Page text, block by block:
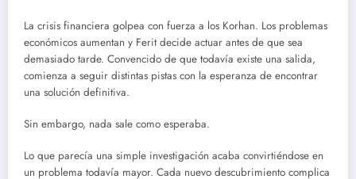
La crisis financiera golpea con fuerza a los Korhan. Los problemas
económicos aumentan y Ferit decide actuar antes de que sea
demasiado tarde. Convencido de que todavía existe una salida,
comienza a seguir distintas pistas con la esperanza de encontrar
una solución definitiva.
Sin embargo, nada sale como esperaba.
Lo que parecía una simple investigación acaba convirtiéndose en
un problema todavía mayor. Cada nuevo descubrimiento complica